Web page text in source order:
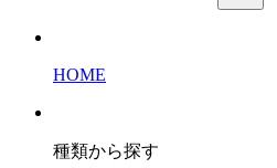
HOME
種類から探す